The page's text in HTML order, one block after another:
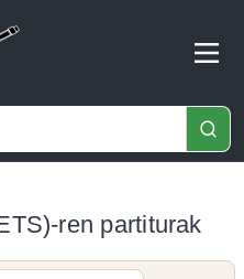
ren partiturak